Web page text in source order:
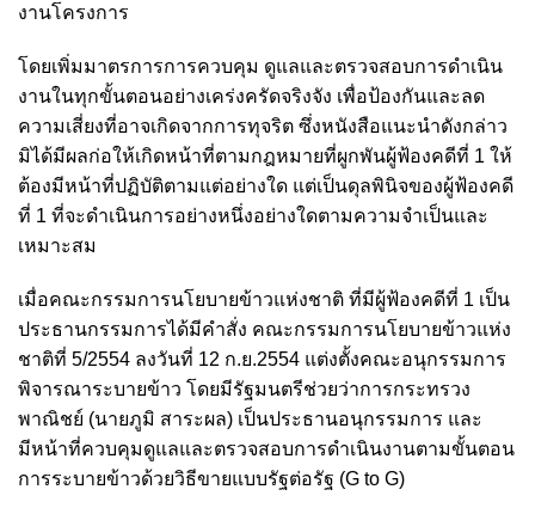
งานโครงการ
โดยเพิ่มมาตรการการควบคุม ดูแลและตรวจสอบการดําเนิน
งานในทุกขั้นตอนอย่างเคร่งครัดจริงจัง เพื่อป้องกันและลด
ความเสี่ยงที่อาจเกิดจากการทุจริต ซึ่งหนังสือแนะนําดังกล่าว
มิได้มีผลก่อให้เกิดหน้าที่ตามกฎหมายที่ผูกพันผู้ฟ้องคดีที่ 1 ให้
ต้องมีหน้าที่ปฏิบัติตามแต่อย่างใด แต่เป็นดุลพินิจของผู้ฟ้องคดี
ที่ 1 ที่จะดำเนินการอย่างหนึ่งอย่างใดตามความจําเป็นและ
เหมาะสม
เมื่อคณะกรรมการนโยบายข้าวแห่งชาติ ที่มีผู้ฟ้องคดีที่ 1 เป็น
ประธานกรรมการได้มีคำสั่ง คณะกรรมการนโยบายข้าวแห่ง
ชาติที่ 5/2554 ลงวันที่ 12 ก.ย.2554 แต่งตั้งคณะอนุกรรมการ
พิจารณาระบายข้าว โดยมีรัฐมนตรีช่วยว่าการกระทรวง
พาณิชย์ (นายภูมิ สาระผล) เป็นประธานอนุกรรมการ และ
มีหน้าที่ควบคุมดูแลและตรวจสอบการดําเนินงานตามขั้นตอน
การระบายข้าวด้วยวิธีขายแบบรัฐต่อรัฐ (G to G)